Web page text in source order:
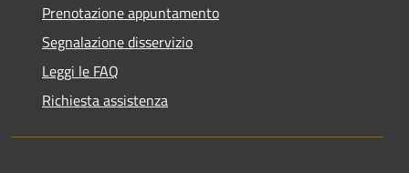
Prenotazione appuntamento
Segnalazione disservizio
Leggi le FAQ
Richiesta assistenza